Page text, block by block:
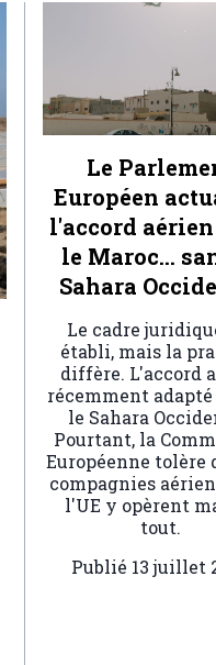
Le
Européen
l'accord
le Maroc…
Sahara
Le cadre
établi, mais la
diffère. L'accord
récemment
le Sahara
Pourtant, la
Européenne tolère
compagnies
l'UE y opèrent
tout.
Publié 13 juillet